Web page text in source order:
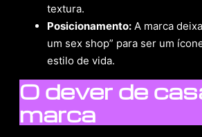
textura.
Posicionamento: A marca
um sex shop” para ser um
estilo de vida.
O dever de
marca